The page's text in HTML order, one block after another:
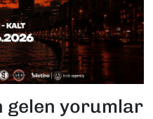
gelen yorumlar